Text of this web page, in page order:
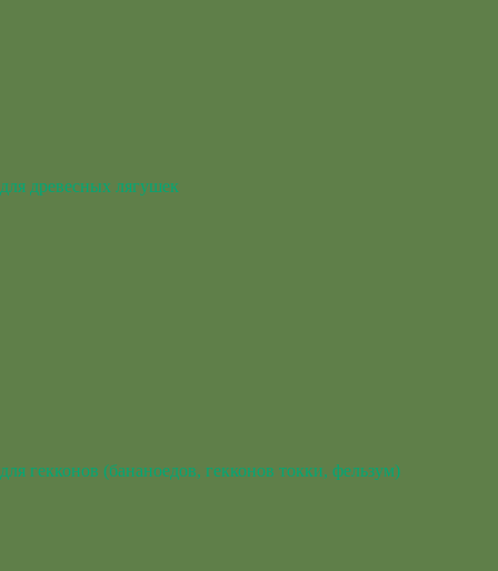
для древесных лягушек
для гекконов (бананоедов, гекконов токки, фельзум)